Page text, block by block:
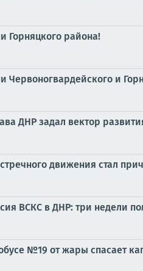
Горняцкого района!
Червоногвардейского и
ДНР задал вектор
движения стал
ВСКС в ДНР: три недели
№19 от жары спасает